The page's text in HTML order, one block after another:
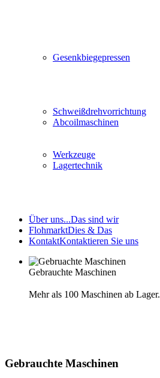
Gesenkbiegepressen
Schweißdrehvorrichtung
Abcoilmaschinen
Werkzeuge
Lagertechnik
Über uns...Das sind wir
FlohmarktDies & Das
KontaktKontaktieren Sie uns
Gebrauchte Maschinen
Mehr als 100 Maschinen ab Lager.
Gebrauchte Maschinen